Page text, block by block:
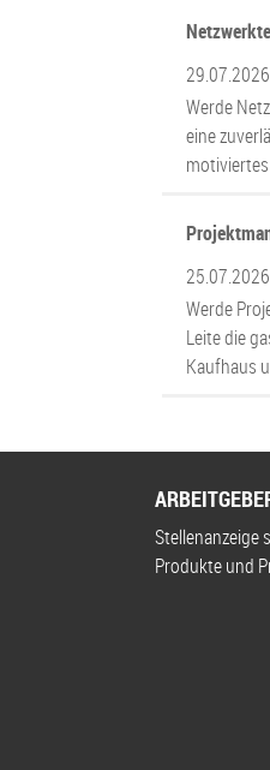
Werde
eine
Werde
Leite die
Kaufhaus
Stellenanzeige
Produkte und